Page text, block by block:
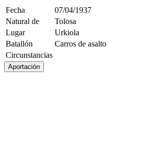
Fecha
07/04/1937
Natural de
Tolosa
Lugar
Urkiola
Batallón
Carros de asalto
Circunstancias